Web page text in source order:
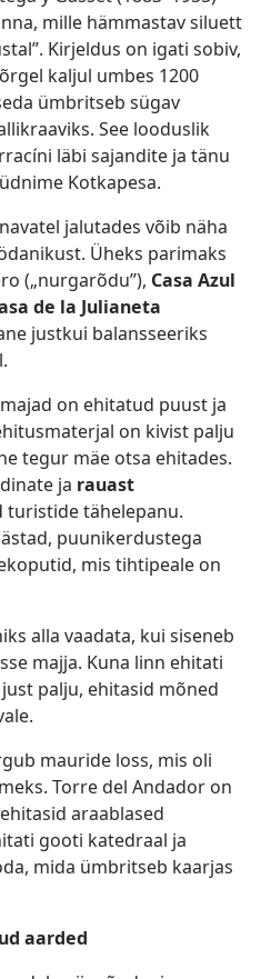
mille hämmastav siluett
Kirjeldus on igati sobiv,
kaljul umbes 1200
ümbritseb sügav
See looduslik
läbi sajandite ja tänu
Kotkapesa.
jalutades võib näha
Üheks parimaks
(„nurgarõdu”), Casa Azul
de la Julianeta
justkui balansseeriks
on ehitatud puust ja
on kivist palju
tegur mäe otsa ehitades.
ja rauast
turistide tähelepanu.
puunikerdustega
mis tihtipeale on
alla vaadata, kui siseneb
majja. Kuna linn ehitati
palju, ehitasid mõned
mauride loss, mis oli
Torre del Andador on
araablased
gooti katedraal ja
mida ümbritseb kaarjas
aarded